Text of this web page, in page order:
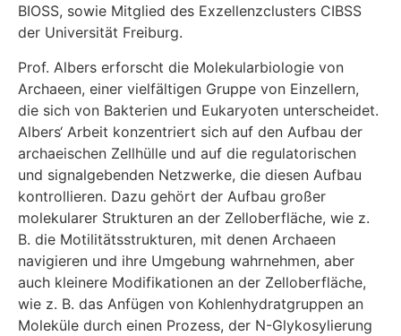
BIOSS, sowie Mitglied des Exzellenzclusters CIBSS
der Universität Freiburg.
Prof. Albers erforscht die Molekularbiologie von
Archaeen, einer vielfältigen Gruppe von Einzellern,
die sich von Bakterien und Eukaryoten unterscheidet.
Albers‘ Arbeit konzentriert sich auf den Aufbau der
archaeischen Zellhülle und auf die regulatorischen
und signalgebenden Netzwerke, die diesen Aufbau
kontrollieren. Dazu gehört der Aufbau großer
molekularer Strukturen an der Zelloberfläche, wie z.
B. die Motilitätsstrukturen, mit denen Archaeen
navigieren und ihre Umgebung wahrnehmen, aber
auch kleinere Modifikationen an der Zelloberfläche,
wie z. B. das Anfügen von Kohlenhydratgruppen an
Moleküle durch einen Prozess, der N-Glykosylierung